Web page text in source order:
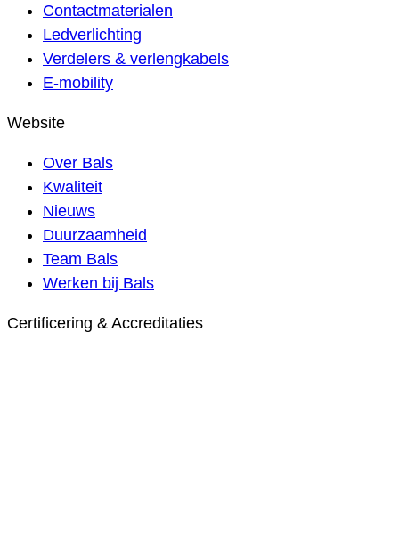
Contactmaterialen
Ledverlichting
Verdelers & verlengkabels
E-mobility
Website
Over Bals
Kwaliteit
Nieuws
Duurzaamheid
Team Bals
Werken bij Bals
Certificering & Accreditaties